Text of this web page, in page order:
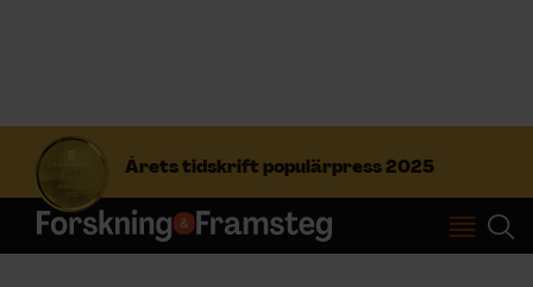
Årets tidskrift populärpress 2025
S
f
t
Prenumerera